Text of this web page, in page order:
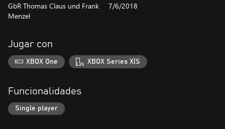
GbR Thomas Claus und Frank
Menzel
7/6/2018
Jugar con
XBOX One XBOX Series X|S
Funcionalidades
Single player